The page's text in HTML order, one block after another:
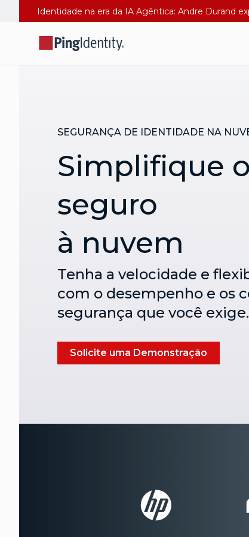
Identidade na era da IA Agêntica: Andre Durand
SEGURANÇA DE IDENTIDADE NA
Simplifique
seguro
à nuvem
Tenha a velocidade e
com o desempenho e os
segurança que você exige.
Solicite uma Demonstração